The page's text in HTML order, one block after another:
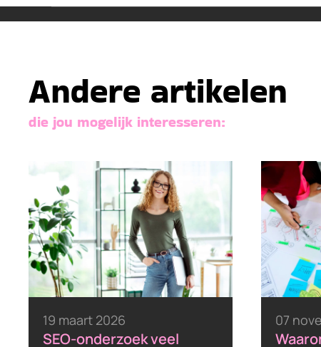
Andere artikelen
die jou mogelijk interesseren:
19 maart 2026
SEO-onderzoek veel
07